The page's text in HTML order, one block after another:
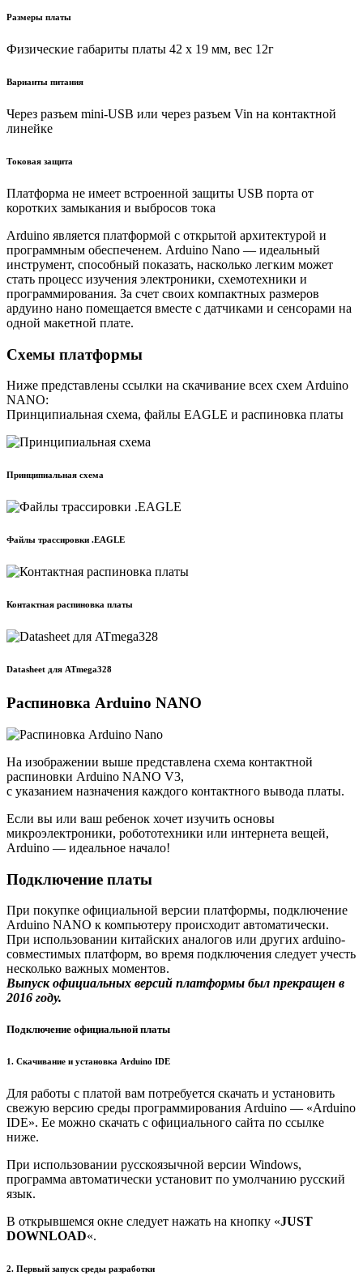
Размеры платы
Физические габариты платы 42 x 19 мм, вес 12г
Варианты питания
Через разъем mini-USB или через разъем Vin на контактной
линейке
Токовая защита
Платформа не имеет встроенной защиты USB порта от
коротких замыкания и выбросов тока
Arduino является платформой с открытой архитектурой и
программным обеспеченем. Arduino Nano — идеальный
инструмент, способный показать, насколько легким может
стать процесс изучения электроники, схемотехники и
программирования. За счет своих компактных размеров
ардуино нано помещается вместе с датчиками и сенсорами на
одной макетной плате.
Схемы платформы
Ниже представлены ссылки на скачивание всех схем Arduino
NANO:
Принципиальная схема, файлы EAGLE и распиновка платы
Принципиальная схема
Файлы трассировки .EAGLE
Контактная распиновка платы
Datasheet для ATmega328
Распиновка Arduino NANO
На изображении выше представлена схема контактной
распиновки Arduino NANO V3,
с указанием назначения каждого контактного вывода платы.
Если вы или ваш ребенок хочет изучить основы
микроэлектроники, робототехники или интернета вещей,
Arduino — идеальное начало!
Подключение платы
При покупке официальной версии платформы, подключение
Arduino NANO к компьютеру происходит автоматически.
При использовании китайских аналогов или других arduino-
совместимых платформ, во время подключения следует учесть
несколько важных моментов.
Выпуск официальных версий платформы был прекращен в
2016 году.
Подключение официальной платы
1. Скачивание и установка Arduino IDE
Для работы с платой вам потребуется скачать и установить
свежую версию среды программирования Arduino — «Arduino
IDE». Ее можно скачать с официального сайта по ссылке
ниже.
При использовании русскоязычной версии Windows,
программа автоматически установит по умолчанию русский
язык.
В открывшемся окне следует нажать на кнопку «JUST
DOWNLOAD«.
2. Первый запуск среды разработки